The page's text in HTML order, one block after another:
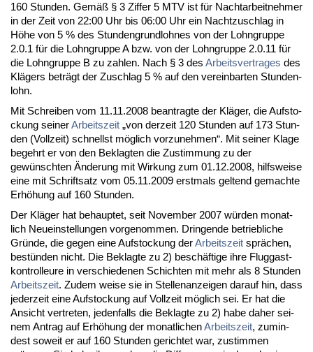
160 St­un­den. Gemäß § 3 Zif­fer 5 MTV ist für Nacht­ar­beit­neh­mer
in der Zeit von 22:00 Uhr bis 06:00 Uhr ein Nacht­zu­schlag in
Höhe von 5 % des St­un­den­grund­loh­nes von der Lohn­grup­pe
2.0.1 für die Lohn­grup­pe A bzw. von der Lohn­grup­pe 2.0.11 für
die Lohn­grup­pe B zu zah­len. Nach § 3 des Ar­beits­ver­tra­ges des
Klägers beträgt der Zu­schlag 5 % auf den ver­ein­bar­ten St­un­den­
lohn.
Mit Schrei­ben vom 11.11.2008 be­an­trag­te der Kläger, die Auf­sto­
ckung sei­nerAr­beits­zeit „von der­zeit 120 St­un­den auf 173 St­un­
den (Voll­zeit) schnellst möglich vor­zu­neh­men“. Mit sei­ner Kla­ge
be­gehrt er von den Be­klag­ten die Zu­stim­mung zu der
gewünsch­ten Ände­rung mit Wir­kung zum 01.12.2008, hilfs­wei­se
ei­ne mit Schrift­satz vom 05.11.2009 erst­mals gel­tend ge­mach­te
Erhöhung auf 160 St­un­den.
Der Kläger hat be­haup­tet, seit No­vem­ber 2007 würden mo­nat­
lich Neu­ein­stel­lun­gen vor­ge­nom­men. Drin­gen­de be­trieb­li­che
Gründe, die ge­gen ei­ne Auf­sto­ckung derAr­beits­zeit sprächen,
bestünden nicht. Die Be­klag­te zu 2) beschäfti­ge ih­re Flug­gast­
kon­trol­leu­re in ver­schie­de­nen Schich­ten mit mehr als 8 St­un­den
Ar­beits­zeit. Zu­dem wei­se sie in Stel­len­an­zei­gen dar­auf hin, dass
je­der­zeit ei­ne Auf­sto­ckung auf Voll­zeit möglich sei. Er hat die
An­sicht ver­tre­ten, je­den­falls die Be­klag­te zu 2) ha­be da­her sei­
nem An­trag auf Erhöhung der mo­nat­li­chenAr­beits­zeit, zu­min­
dest so­weit er auf 160 St­un­den ge­rich­tet war, zu­stim­men